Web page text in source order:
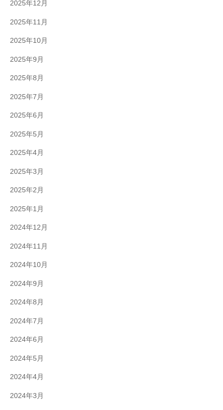
2025年12月
2025年11月
2025年10月
2025年9月
2025年8月
2025年7月
2025年6月
2025年5月
2025年4月
2025年3月
2025年2月
2025年1月
2024年12月
2024年11月
2024年10月
2024年9月
2024年8月
2024年7月
2024年6月
2024年5月
2024年4月
2024年3月